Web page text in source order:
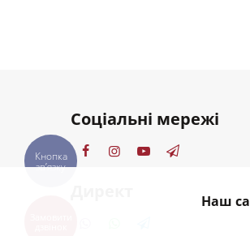
Соціальні мережі
Кнопка
звʼязку
Наш